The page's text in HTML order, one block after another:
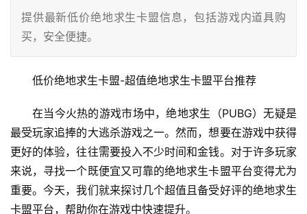
提供最新低价绝地求生卡盟信息，包括游戏内道具购
买，安全便捷。
低价绝地求生卡盟-超值绝地求生卡盟平台推荐
在当今火热的游戏市场中，绝地求生（PUBG）无疑是
最受玩家追捧的大逃杀游戏之一。然而，想要在游戏中获得
更好的体验，往往需要投入不少时间和金钱。对于许多玩家
来说，寻找一个既便宜又可靠的绝地求生卡盟平台变得尤为
重要。今天，我们就来探讨几个超值且备受好评的绝地求生
卡盟平台，帮助你在游戏中快速提升。